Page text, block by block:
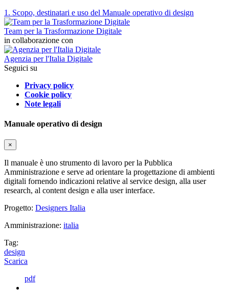
1. Scopo, destinatari e uso del Manuale operativo di design
Team per la Trasformazione Digitale
in collaborazione con
Agenzia per l'Italia Digitale
Seguici su
Privacy policy
Cookie policy
Note legali
Manuale operativo di design
×
Il manuale è uno strumento di lavoro per la Pubblica
Amministrazione e serve ad orientare la progettazione di ambienti
digitali fornendo indicazioni relative al service design, alla user
research, al content design e alla user interface.
Progetto: Designers Italia
Amministrazione: italia
Tag:
design
Scarica
pdf